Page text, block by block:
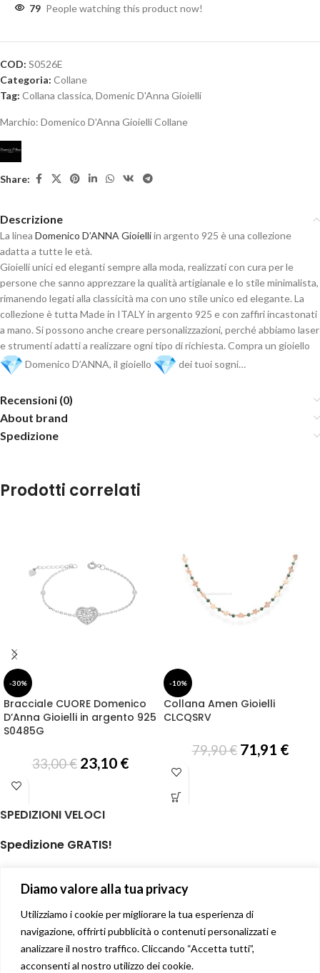
Diamo valore alla tua privacy
Utilizziamo i cookie per migliorare la tua esperienza di
navigazione, offrirti pubblicità o contenuti personalizzati e
analizzare il nostro traffico. Cliccando “Accetta tutti”,
acconsenti al nostro utilizzo dei cookie.
79 People watching this product now!
COD: S0526E
Categoria: Collane
Tag: Collana classica, Domenic D'Anna Gioielli
Marchio: Domenico D'Anna Gioielli Collane
Share:
Descrizione
La linea Domenico D’ANNA Gioielliin argento 925 è una collezione
adatta a tutte le età.
Gioielli unici ed eleganti sempre alla moda, realizzati con cura per le
persone che sanno apprezzare la qualità artigianale e lo stile minimalista,
rimanendo legati alla classicità ma con uno stile unico ed elegante. La
collezione è tutta Made in ITALY in argento 925 e con zaffiri incastonati
a mano. Si possono anche creare personalizzazioni, perché abbiamo laser
e strumenti adatti a realizzare ogni tipo di richiesta. Compra un gioiello
Domenico D’ANNA, il gioiello
dei tuoi sogni…
Recensioni (0)
About brand
Spedizione
Prodotti correlati
-30%
Bracciale CUORE Domenico
D’Anna Gioielli in argento 925
S0485G
33,00€ 23,10 €
-10%
Collana Amen Gioielli
CLCQSRV
79,90€ 71,91 €
SPEDIZIONI VELOCI
Spedizione GRATIS!
isole minori non incluse
Soddisfatti o rimborsati
14 giorni diritto di recesso facile